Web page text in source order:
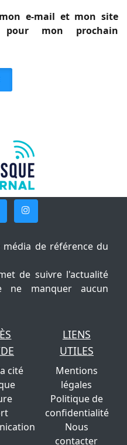
e-mail et mon site
mon prochain
média de référence du
de suivre l'actualité
manquer aucun
cité
LIENS
UTILES
Mentions
légales
Politique de
confidentialité
Nous
contacter